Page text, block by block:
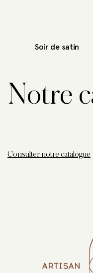
Soir de satin
Notre
Consulter notre catalogue